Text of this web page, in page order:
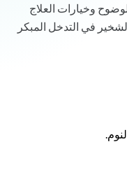
وخيارات العلاج
في التدخل المبكر